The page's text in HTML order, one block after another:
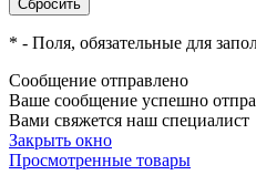
* - Поля, обязательные для
Сообщение отправлено
Ваше сообщение успешно
Вами свяжется наш специалист
Закрыть окно
Просмотренные товары